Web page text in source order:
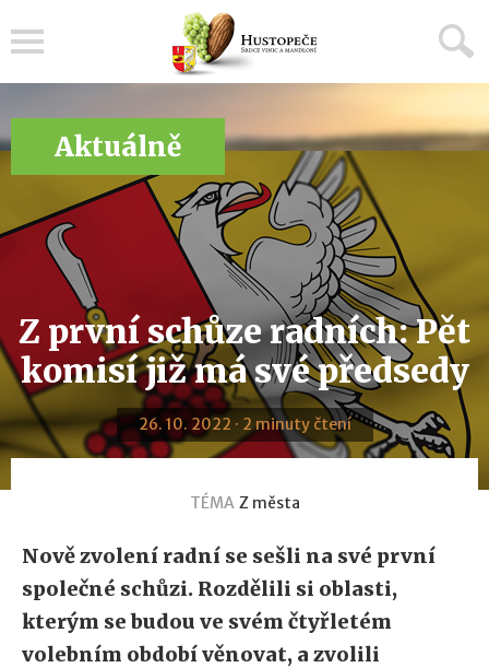
Aktuálně
Z první schůze radních: Pět
komisí již má své předsedy
26. 10. 2022 · 2 minuty čtení
TÉMA Z města
Nově zvolení radní se sešli na své první
společné schůzi. Rozdělili si oblasti,
kterým se budou ve svém čtyřletém
volebním období věnovat, a zvolili